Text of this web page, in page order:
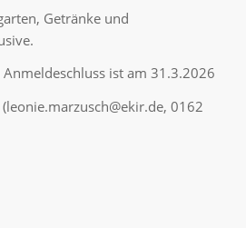
Getränke und
Anmeldeschluss ist am 31.3.2026
0162